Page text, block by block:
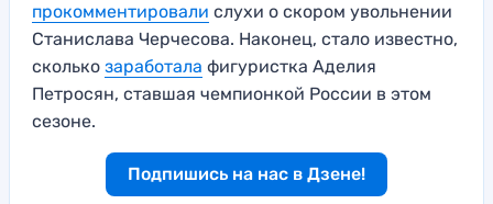
прокомментировали слухи о скором увольнении
Станислава Черчесова. Наконец, стало известно,
сколько заработала фигуристка Аделия
Петросян, ставшая чемпионкой России в этом
сезоне.
Подпишись на нас в Дзене!